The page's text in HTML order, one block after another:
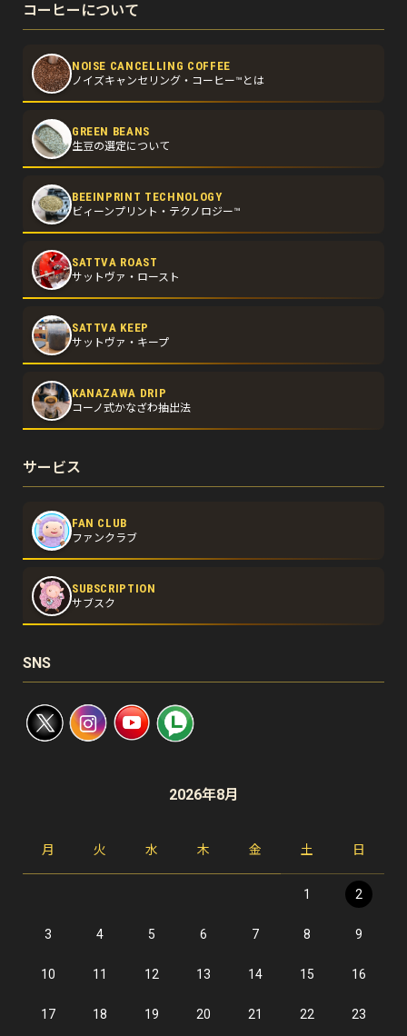
コーヒーについて
NOISE CANCELLING COFFEE
ノイズキャンセリング・コーヒー™とは
GREEN BEANS
生豆の選定について
BEEINPRINT TECHNOLOGY
ビィーンプリント・テクノロジー™
SATTVA ROAST
サットヴァ・ロースト
SATTVA KEEP
サットヴァ・キープ
KANAZAWA DRIP
コーノ式かなざわ抽出法
サービス
FAN CLUB
ファンクラブ
SUBSCRIPTION
サブスク
SNS
2026年8月
月 火 水 木 金 土 日
1 2
3 4 5 6 7 8 9
10 11 12 13 14 15 16
17 18 19 20 21 22 23